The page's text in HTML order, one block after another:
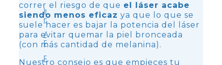
Indiba
médico
Accent
Prime
Radiofrecuencia
correr el riesgo de que el láser acabe
siendo menos eficaz ya que lo que se
suele hacer es bajar la potencia del láser
para evitar quemar la piel bronceada
(con más cantidad de melanina).
Nuestro consejo es que empieces tu